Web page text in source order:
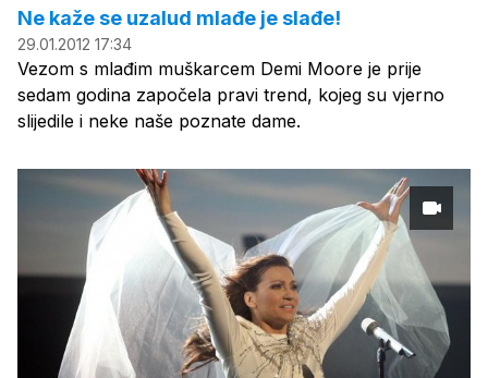
Ne kaže se uzalud mlađe je slađe!
29.01.2012 17:34
Vezom s mlađim muškarcem Demi Moore je prije
sedam godina započela pravi trend, kojeg su vjerno
slijedile i neke naše poznate dame.